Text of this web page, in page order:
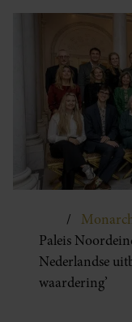
Paleis
Nederlandse
waardering’